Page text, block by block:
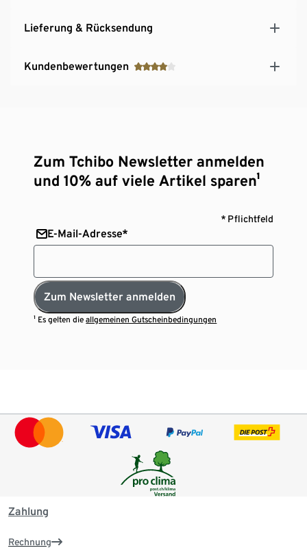
Lieferung & Rücksendung
Kundenbewertungen
Zum Tchibo Newsletter anmelden
und 10% auf viele Artikel sparen¹
* Pflichtfeld
E-Mail-Adresse*
Zum Newsletter anmelden
¹ Es gelten dieallgemeinen Gutscheinbedingungen
Zahlung
Rechnung